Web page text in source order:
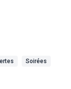
Soirées